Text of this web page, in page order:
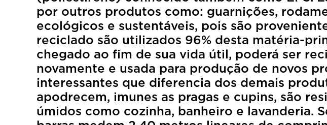
por outros produtos como: guarnições,
ecológicos e sustentáveis, pois são
reciclado são utilizados 96% desta matéria-
chegado ao fim de sua vida útil, poderá ser
novamente e usada para produção de novos
interessantes que diferencia dos demais
apodrecem, imunes as pragas e cupins, são
úmidos como cozinha, banheiro e lavanderia.